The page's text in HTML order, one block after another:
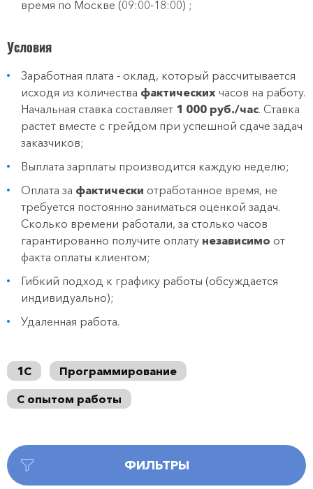
время по Москве (09:00-18:00) ;
Условия
Заработная плата - оклад, который рассчитывается
исходя из количества фактических часов на работу.
Начальная ставка составляет 1 000 руб./час. Ставка
растет вместе с грейдом при успешной сдаче задач
заказчиков;
Выплата зарплаты производится каждую неделю;
Оплата за фактически отработанное время, не
требуется постоянно заниматься оценкой задач.
Сколько времени работали, за столько часов
гарантированно получите оплату независимо от
факта оплаты клиентом;
Гибкий подход к графику работы (обсуждается
индивидуально);
Удаленная работа.
1С
Программирование
С опытом работы
ФИЛЬТРЫ